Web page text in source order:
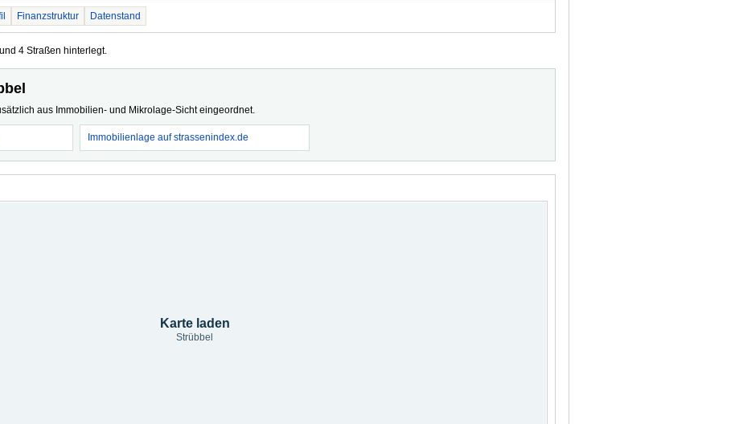
Finanzstruktur Datenstand
4 Straßen hinterlegt.
aus Immobilien- und Mikrolage-Sicht eingeordnet.
Immobilienlage auf strassenindex.de
Karte laden
Strübbel